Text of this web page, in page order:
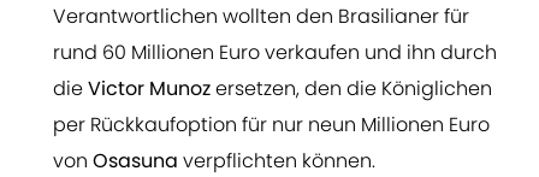
Verantwortlichen wollten den Brasilianer für
rund 60 Millionen Euro verkaufen und ihn durch
dieVictor Munozersetzen, den die Königlichen
per Rückkaufoption für nur neun Millionen Euro
von Osasuna verpflichten können.